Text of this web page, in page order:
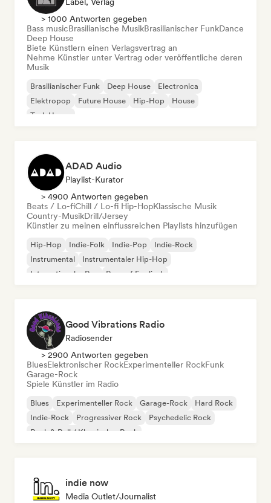
> 1000 Antworten gegeben
Bass musicBrasilianische MusikBrasilianischer FunkDance
Deep House
Biete Künstlern einen Verlagsvertrag an
Nehme Künstler unter Vertrag oder veröffentliche deren
Musik
Brasilianischer Funk Deep House
Electronica
Elektropop
Future House Hip-Hop
House
Tech House
ADAD Audio
Playlist-Kurator
> 4900 Antworten gegeben
Beats / Lo-fiChill / Lo-fi Hip-HopKlassische Musik
Country-MusikDrill/Jersey
Künstler zu meinen einflussreichen Playlists hinzufügen
Hip-Hop Indie-Folk Indie-Pop
Indie-Rock
Instrumental
Instrumentaler Hip-Hop
Internationaler Rap
Rap auf Englisch
Good Vibrations Radio
Radiosender
> 2900 Antworten gegeben
BluesElektronischer RockExperimenteller RockFunk
Garage-Rock
Spiele Künstler im Radio
Blues Experimenteller Rock Garage-Rock
Hard Rock
Indie-Rock
Progressiver Rock
Psychedelic Rock
Rock & Roll / Klassischer Rock
indie now
Media Outlet/Journalist